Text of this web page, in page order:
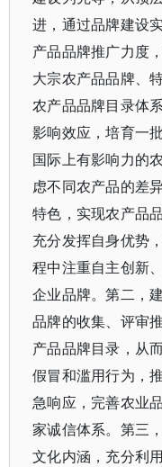
进，通过品牌建设
产品品牌推广力度
大宗农产品品牌、
农产品品牌目录体
影响效应，培育一
国际上有影响力的
虑不同农产品的差
特色，实现农产品
充分发挥自身优势
程中注重自主创新
企业品牌。第二，
品牌的收集、评审
产品品牌目录，从
假冒和滥用行为，
急响应，完善农业
家诚信体系。第三
文化内涵，充分利